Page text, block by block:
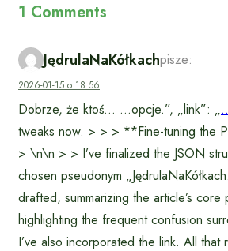
1 Comments
JędrulaNaKółkachpisze:
2026-01-15 o 18:56
Dobrze, że ktoś… …opcje.”, „link”: „
tweaks now. > > > **Fine-tuning the
> \n\n > > I’ve finalized the JSON
chosen pseudonym
drafted, summarizing the article’s core
highlighting the frequent confusion
I’ve also incorporated the link. All that